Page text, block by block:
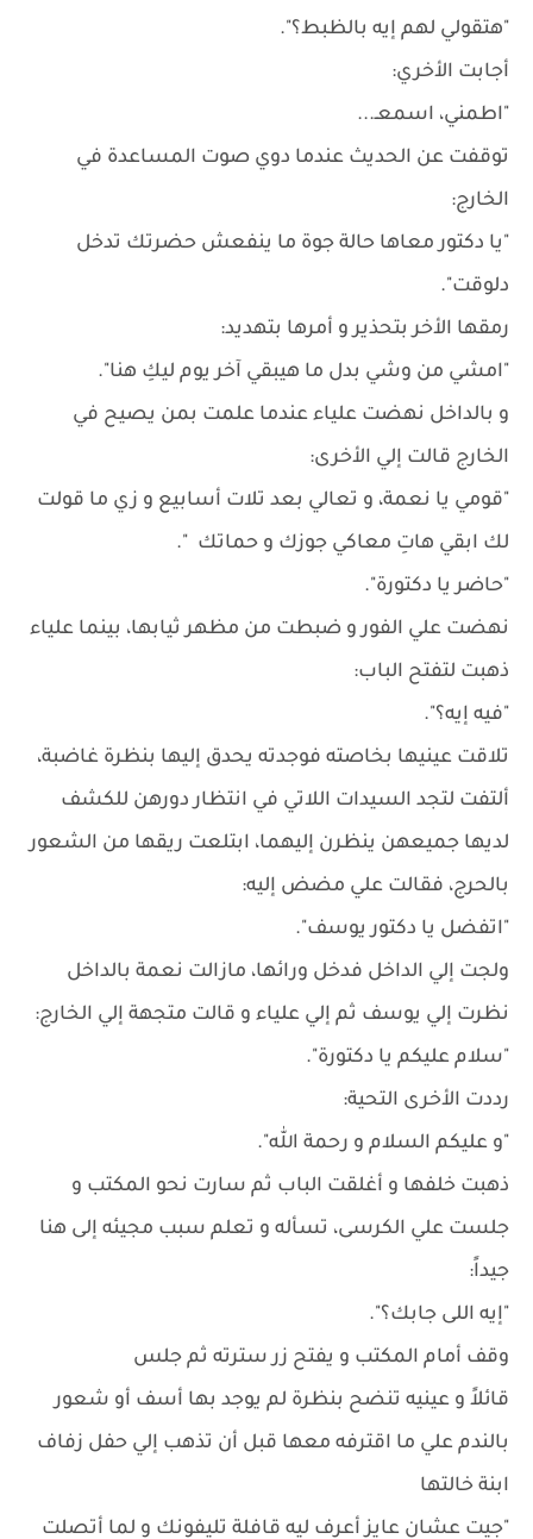
"هتقولي لهم إيه بالظبط؟".
أجابت الأخري:
"اطمني، اسمعـ...
توقفت عن الحديث عندما دوي صوت المساعدة في
الخارج:
"يا دكتور معاها حالة جوة ما ينفعش حضرتك تدخل
دلوقت".
رمقها الأخر بتحذير و أمرها بتهديد:
"امشي من وشي بدل ما هيبقي آخر يوم ليكِ هنا".
و بالداخل نهضت علياء عندما علمت بمن يصيح في
الخارج قالت إلي الأخرى:
"قومي يا نعمة، و تعالي بعد تلات أسابيع و زي ما قولت
لك ابقي هاتِ معاكي جوزك و حماتك ".
"حاضر يا دكتورة".
نهضت علي الفور و ضبطت من مظهر ثيابها، بينما علياء
ذهبت لتفتح الباب:
"فيه إيه؟".
تلاقت عينيها بخاصته فوجدته يحدق إليها بنظرة غاضبة،
ألتفت لتجد السيدات اللاتي في انتظار دورهن للكشف
لديها جميعهن ينظرن إليهما، ابتلعت ريقها من الشعور
بالحرج، فقالت علي مضض إليه:
"اتفضل يا دكتور يوسف".
ولجت إلي الداخل فدخل ورائها، مازالت نعمة بالداخل
نظرت إلي يوسف ثم إلي علياء و قالت متجهة إلي الخارج:
"سلام عليكم يا دكتورة".
رددت الأخرى التحية:
"و عليكم السلام و رحمة الله".
ذهبت خلفها و أغلقت الباب ثم سارت نحو المكتب و
جلست علي الكرسى، تسأله و تعلم سبب مجيئه إلى هنا
جيداً:
"إيه اللى جابك؟".
وقف أمام المكتب و يفتح زر سترته ثم جلس
قائلاً و عينيه تنضح بنظرة لم يوجد بها أسف أو شعور
بالندم علي ما اقترفه معها قبل أن تذهب إلي حفل زفاف
ابنة خالتها
"جيت عشان عايز أعرف ليه قافلة تليفونك و لما أتصلت